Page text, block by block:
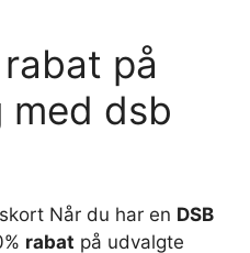
på
med dsb
Når du har en DSB
rabat på udvalgte